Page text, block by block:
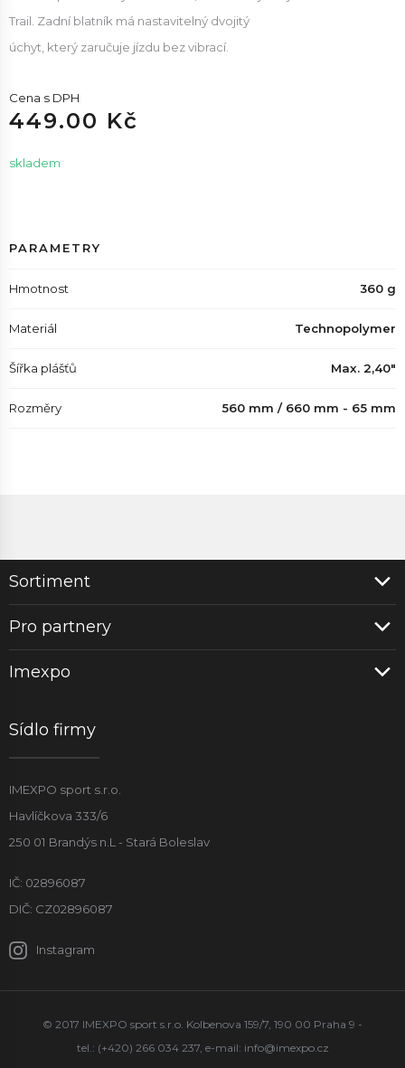
Trail. Zadní blatník má nastavitelný dvojitý
úchyt, který zaručuje jízdu bez vibrací.
Cena s DPH
449.00 Kč
skladem
PARAMETRY
Hmotnost 360 g
Materiál Technopolymer
Šířka plášťů Max. 2,40"
Rozměry 560 mm / 660 mm - 65 mm
Sortiment
Pro partnery
Imexpo
Sídlo firmy
IMEXPO sport s.r.o.
Havlíčkova 333/6
250 01 Brandýs n.L - Stará Boleslav
IČ: 02896087
DIČ: CZ02896087
Instagram
© 2017 IMEXPO sport s.r.o. Kolbenova 159/7, 190 00 Praha 9 -
tel.: (+420) 266 034 237, e-mail: info@imexpo.cz